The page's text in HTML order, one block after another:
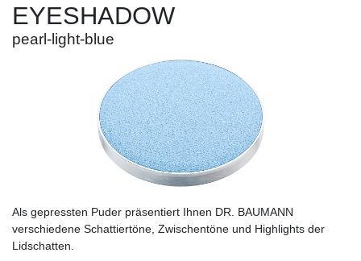
EYESHADOW
pearl-light-blue
Als gepressten Puder präsentiert Ihnen DR. BAUMANN
verschiedene Schattiertöne, Zwischentöne und Highlights der
Lidschatten.